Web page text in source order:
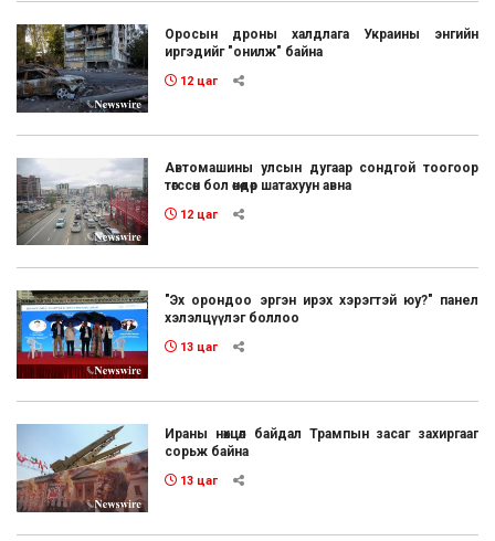
Оросын дроны халдлага Украины энгийн
иргэдийг "онилж" байна
12 цаг
Автомашины улсын дугаар сондгой тоогоор
төгссөн бол өнөөдөр шатахуун авна
12 цаг
"Эх орондоо эргэн ирэх хэрэгтэй юу?" панел
хэлэлцүүлэг боллоо
13 цаг
Ираны нөхцөл байдал Трампын засаг захиргааг
сорьж байна
13 цаг